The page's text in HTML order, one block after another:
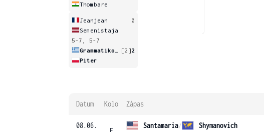
Thombare
Jeanjean
0
Semenistaja
5-7, 5-7
[2]2
Piter
Datum Kolo Zápas
08.06.
Santamaria/
Shymanovich